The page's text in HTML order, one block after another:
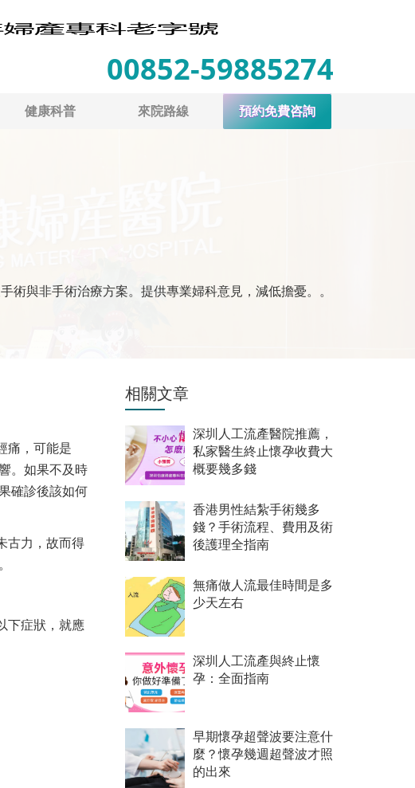
00852-59885274
健康科普 來院路線 預約免費咨詢
與非手術治療方案。提供專業婦科意見，減低擔憂。。
痛，可能是
。如果不及時
確診後該如何
古力，故而得
下症狀，就應
相關文章
深圳人工流產醫院推薦，
私家醫生終止懷孕收費大
概要幾多錢
香港男性結紮手術幾多
錢？手術流程、費用及術
後護理全指南
無痛做人流最佳時間是多
少天左右
深圳人工流產與終止懷
孕：全面指南
早期懷孕超聲波要注意什
麼？懷孕幾週超聲波才照
的出來